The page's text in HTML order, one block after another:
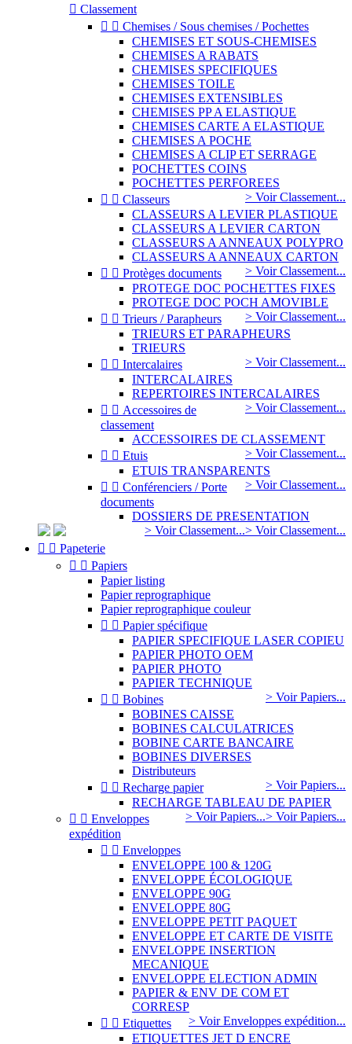
 Classement
  Chemises / Sous chemises / Pochettes
CHEMISES ET SOUS-CHEMISES
CHEMISES A RABATS
CHEMISES SPECIFIQUES
CHEMISES TOILE
CHEMISES EXTENSIBLES
CHEMISES PP A ELASTIQUE
CHEMISES CARTE A ELASTIQUE
CHEMISES A POCHE
CHEMISES A CLIP ET SERRAGE
POCHETTES COINS
POCHETTES PERFOREES
> Voir Classement...
  Classeurs
CLASSEURS A LEVIER PLASTIQUE
CLASSEURS A LEVIER CARTON
CLASSEURS A ANNEAUX POLYPRO
CLASSEURS A ANNEAUX CARTON
> Voir Classement...
  Protèges documents
PROTEGE DOC POCHETTES FIXES
PROTEGE DOC POCH AMOVIBLE
> Voir Classement...
  Trieurs / Parapheurs
TRIEURS ET PARAPHEURS
TRIEURS
> Voir Classement...
  Intercalaires
INTERCALAIRES
REPERTOIRES INTERCALAIRES
> Voir Classement...
  Accessoires de
classement
ACCESSOIRES DE CLASSEMENT
> Voir Classement...
  Etuis
ETUIS TRANSPARENTS
> Voir Classement...
  Conférenciers / Porte
documents
DOSSIERS DE PRESENTATION
> Voir Classement...
> Voir Classement...
  Papeterie
  Papiers
Papier listing
Papier reprographique
Papier reprographique couleur
  Papier spécifique
PAPIER SPECIFIQUE LASER COPIEU
PAPIER PHOTO OEM
PAPIER PHOTO
PAPIER TECHNIQUE
> Voir Papiers...
  Bobines
BOBINES CAISSE
BOBINES CALCULATRICES
BOBINE CARTE BANCAIRE
BOBINES DIVERSES
Distributeurs
> Voir Papiers...
  Recharge papier
RECHARGE TABLEAU DE PAPIER
> Voir Papiers...
> Voir Papiers...
  Enveloppes
expédition
  Enveloppes
ENVELOPPE 100 & 120G
ENVELOPPE ÉCOLOGIQUE
ENVELOPPE 90G
ENVELOPPE 80G
ENVELOPPE PETIT PAQUET
ENVELOPPE ET CARTE DE VISITE
ENVELOPPE INSERTION
MECANIQUE
ENVELOPPE ELECTION ADMIN
PAPIER & ENV DE COM ET
CORRESP
> Voir Enveloppes expédition...
  Etiquettes
ETIQUETTES JET D ENCRE